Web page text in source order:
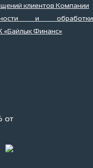
клиентов Компании
и обработки
Финанс»
от